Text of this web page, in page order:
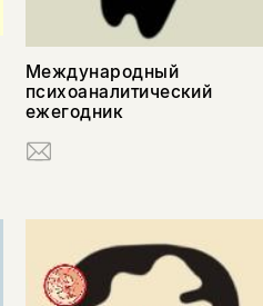
Международный
психоаналитический
ежегодник